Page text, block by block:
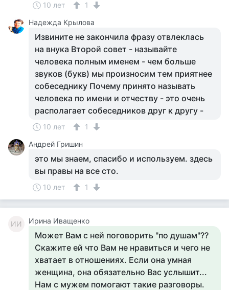
10 лет
1
Надежда Крылова
Извините не закончила фразу отвлеклась
на внука Второй совет - называйте
человека полным именем - чем больше
звуков (букв) мы произносим тем приятнее
собеседнику Почему принято называть
человека по имени и отчеству - это очень
располагает собеседников друг к другу -
10 лет
1
Андрей Гришин
это мы знаем, спасибо и используем. здесь
вы правы на все сто.
10 лет 1
ИИ Ирина Иващенко
Может Вам с ней поговорить "по душам"??
Скажите ей что Вам не нравиться и чего не
хватает в отношениях. Если она умная
женщина, она обязательно Вас услышит...
Нам с мужем помогают такие разговоры.